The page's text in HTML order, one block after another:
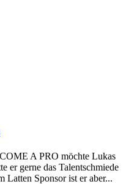
A PRO möchte Lukas
er gerne das Talentschmiede
Latten Sponsor ist er aber...